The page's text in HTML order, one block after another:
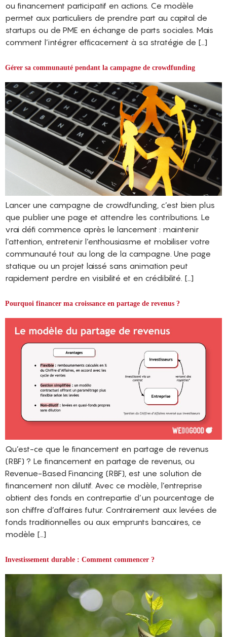
ou financement participatif en actions. Ce modèle
permet aux particuliers de prendre part au capital de
startups ou de PME en échange de parts sociales. Mais
comment l’intégrer efficacement à sa stratégie de […]
Gérer sa communauté pendant la campagne de crowdfunding
Lancer une campagne de crowdfunding, c’est bien plus
que publier une page et attendre les contributions. Le
vrai défi commence après le lancement : maintenir
l’attention, entretenir l’enthousiasme et mobiliser votre
communauté tout au long de la campagne. Une page
statique ou un projet laissé sans animation peut
rapidement perdre en visibilité et en crédibilité. […]
Pourquoi financer ma croissance en partage de revenus ?
Qu’est-ce que le financement en partage de revenus
(RBF) ? Le financement en partage de revenus, ou
Revenue-Based Financing (RBF), est une solution de
financement non dilutif. Avec ce modèle, l’entreprise
obtient des fonds en contrepartie d’un pourcentage de
son chiffre d’affaires futur. Contrairement aux levées de
fonds traditionnelles ou aux emprunts bancaires, ce
modèle […]
Investissement durable : Comment commencer ?